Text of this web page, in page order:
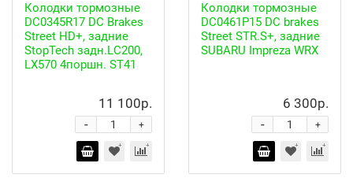
Колодки тормозные
DC0345R17 DC Brakes
Street HD+, задние
StopTech задн.LC200,
LX570 4поршн. ST41
11 100р.
+
-
Колодки тормозные
DC0461P15 DC brakes
Street STR.S+, задние
SUBARU Impreza WRX
6 300р.
+
-